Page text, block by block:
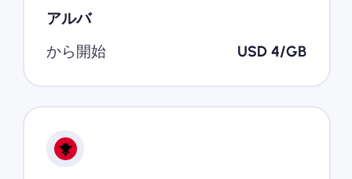
アルバ
から開始
USD 4/GB